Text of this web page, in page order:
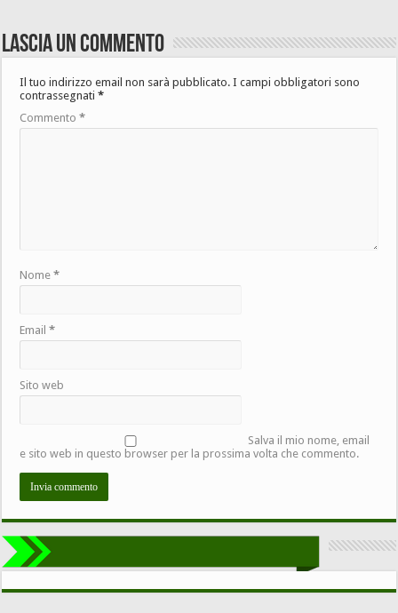
Lascia un commento
Il tuo indirizzo email non sarà pubblicato. I campi obbligatori sono
contrassegnati*
Commento*
Nome*
Email*
Sito web
Salva il mio nome, email
e sito web in questo browser per la prossima volta che commento.